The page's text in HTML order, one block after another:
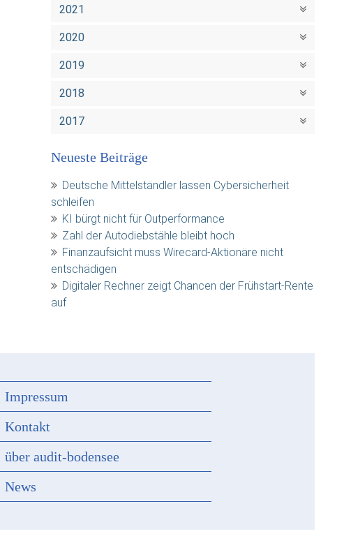
2021
2020
2019
2018
2017
Neueste Beiträge
Deutsche Mittelständler lassen Cybersicherheit
schleifen
KI bürgt nicht für Outperformance
Zahl der Autodiebstähle bleibt hoch
Finanzaufsicht muss Wirecard-Aktionäre nicht
entschädigen
Digitaler Rechner zeigt Chancen der Frühstart-Rente
auf
Impressum
Kontakt
über audit-bodensee
News